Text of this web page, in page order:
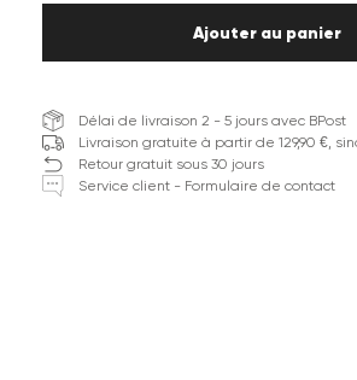
Ajouter au panier
Délai de livraison 2 - 5 jours avec BPost
Livraison gratuite à partir de 129,90 €,
Retour gratuit sous 30 jours
Service client - Formulaire de contact